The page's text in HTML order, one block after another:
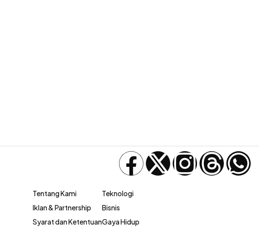
Tentang Kami
Iklan & Partnership
Syarat dan Ketentuan
Teknologi
Bisnis
Gaya Hidup